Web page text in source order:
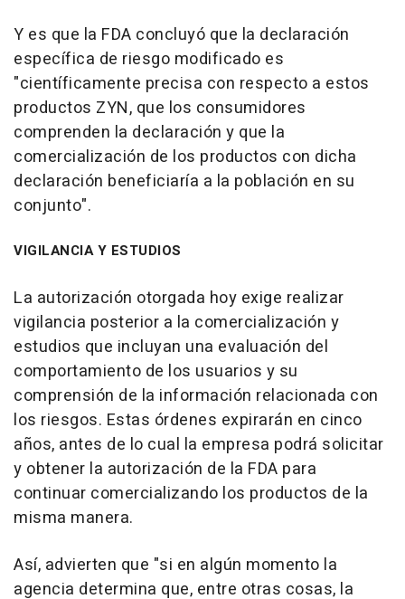
Y es que la FDA concluyó que la declaración
específica de riesgo modificado es
"científicamente precisa con respecto a estos
productos ZYN, que los consumidores
comprenden la declaración y que la
comercialización de los productos con dicha
declaración beneficiaría a la población en su
conjunto".
VIGILANCIA Y ESTUDIOS
La autorización otorgada hoy exige realizar
vigilancia posterior a la comercialización y
estudios que incluyan una evaluación del
comportamiento de los usuarios y su
comprensión de la información relacionada con
los riesgos. Estas órdenes expirarán en cinco
años, antes de lo cual la empresa podrá solicitar
y obtener la autorización de la FDA para
continuar comercializando los productos de la
misma manera.
Así, advierten que "si en algún momento la
agencia determina que, entre otras cosas, la